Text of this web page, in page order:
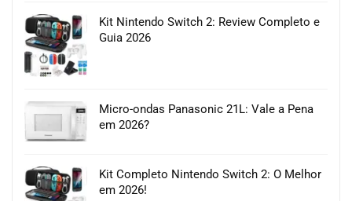
Kit Nintendo Switch 2: Review Completo e
Guia 2026
Micro-ondas Panasonic 21L: Vale a Pena
em 2026?
Kit Completo Nintendo Switch 2: O Melhor
em 2026!